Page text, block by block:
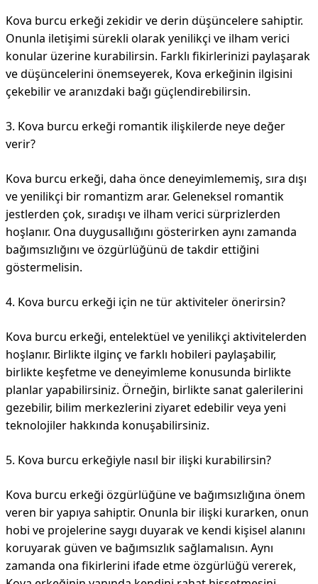
Kova burcu erkeği zekidir ve derin düşüncelere sahiptir.
Onunla iletişimi sürekli olarak yenilikçi ve ilham verici
konular üzerine kurabilirsin. Farklı fikirlerinizi paylaşarak
ve düşüncelerini önemseyerek, Kova erkeğinin ilgisini
çekebilir ve aranızdaki bağı güçlendirebilirsin.
3. Kova burcu erkeği romantik ilişkilerde neye değer
verir?
Kova burcu erkeği, daha önce deneyimlememiş, sıra dışı
ve yenilikçi bir romantizm arar. Geleneksel romantik
jestlerden çok, sıradışı ve ilham verici sürprizlerden
hoşlanır. Ona duygusallığını gösterirken aynı zamanda
bağımsızlığını ve özgürlüğünü de takdir ettiğini
göstermelisin.
4. Kova burcu erkeği için ne tür aktiviteler önerirsin?
Kova burcu erkeği, entelektüel ve yenilikçi aktivitelerden
hoşlanır. Birlikte ilginç ve farklı hobileri paylaşabilir,
birlikte keşfetme ve deneyimleme konusunda birlikte
planlar yapabilirsiniz. Örneğin, birlikte sanat galerilerini
gezebilir, bilim merkezlerini ziyaret edebilir veya yeni
teknolojiler hakkında konuşabilirsiniz.
5. Kova burcu erkeğiyle nasıl bir ilişki kurabilirsin?
Kova burcu erkeği özgürlüğüne ve bağımsızlığına önem
veren bir yapıya sahiptir. Onunla bir ilişki kurarken, onun
hobi ve projelerine saygı duyarak ve kendi kişisel alanını
koruyarak güven ve bağımsızlık sağlamalısın. Aynı
zamanda ona fikirlerini ifade etme özgürlüğü vererek,